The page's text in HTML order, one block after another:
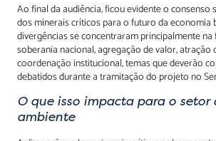
Ao final da audiência, ficou evidente o consenso
dos minerais críticos para o futuro da economia
divergências se concentraram principalmente
soberania nacional, agregação de valor, atração
coordenação institucional, temas que deverão
debatidos durante a tramitação do projeto no
O que isso impacta para o setor
ambiente